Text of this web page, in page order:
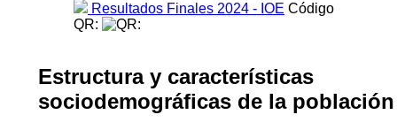
Resultados Finales 2024 - IOE Código
QR:
Estructura y características
sociodemográficas de la población